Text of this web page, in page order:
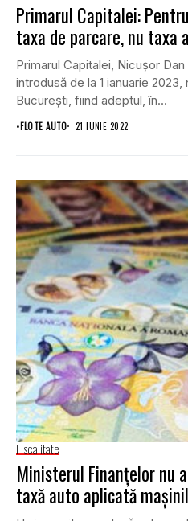
Primarul Capitalei:
taxa de parcare, nu taxa
Primarul Capitalei, Nicuşor
introdusă de la 1 ianuarie
Bucureşti, fiind adeptul, în...
•FLOTE AUTO 21 IUNIE 2022
Fiscalitate
Ministerul Finanțelor nu
taxă auto aplicată